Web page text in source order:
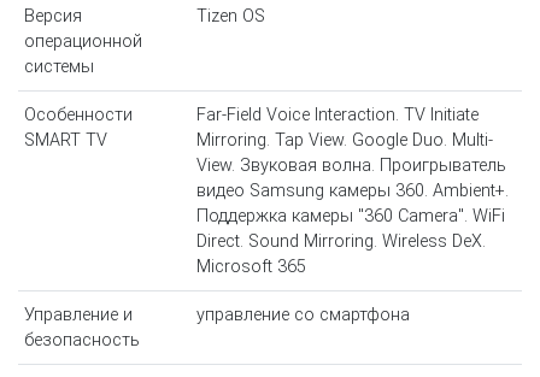
Версия
операционной
системы
Tizen OS
Особенности
SMART TV
Far-Field Voice Interaction. TV Initiate
Mirroring. Tap View. Google Duo. Multi-
View. Звуковая волна. Проигрыватель
видео Samsung камеры 360. Ambient+.
Поддержка камеры "360 Camera". WiFi
Direct. Sound Mirroring. Wireless DeX.
Microsoft 365
Управление и
безопасность
управление со смартфона